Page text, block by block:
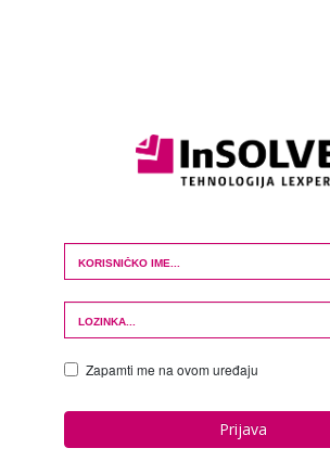
Login Form
Zapamti me na ovom uređaju
Prijava